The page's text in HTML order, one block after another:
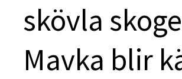
skövla
Mavka blir